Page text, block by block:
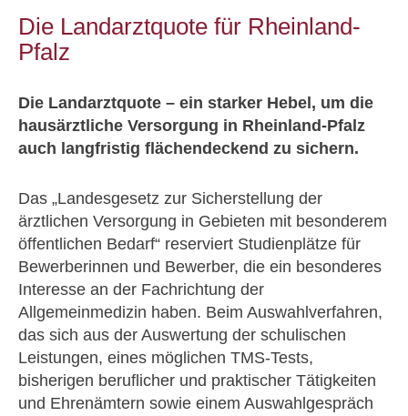
Die Landarztquote für Rheinland-
Pfalz
Die Landarztquote – ein starker Hebel, um die
hausärztliche Versorgung in Rheinland-Pfalz
auch langfristig flächendeckend zu sichern.
Das „Landesgesetz zur Sicherstellung der
ärztlichen Versorgung in Gebieten mit besonderem
öffentlichen Bedarf“ reserviert Studienplätze für
Bewerberinnen und Bewerber, die ein besonderes
Interesse an der Fachrichtung der
Allgemeinmedizin haben. Beim Auswahlverfahren,
das sich aus der Auswertung der schulischen
Leistungen, eines möglichen TMS-Tests,
bisherigen beruflicher und praktischer Tätigkeiten
und Ehrenämtern sowie einem Auswahlgespräch